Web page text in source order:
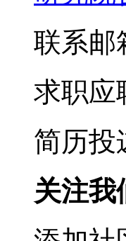
联系邮
求职应
简历投
关注我